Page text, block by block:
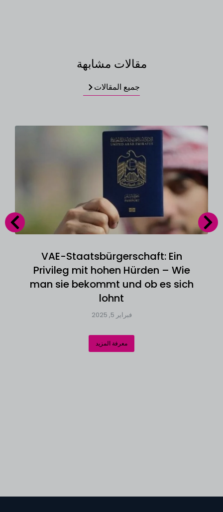
مقالات مشابهة
جميع المقالات
VAE-Staatsbürgerschaft: Ein
Privileg mit hohen Hürden – Wie
man sie bekommt und ob es sich
lohnt
فبراير 5, 2025
معرفة المزيد